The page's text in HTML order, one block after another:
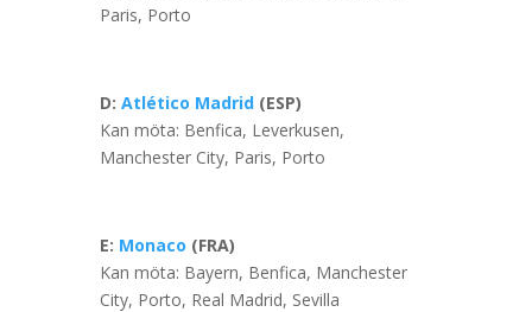
Paris, Porto
D: Atlético Madrid (ESP)
Kan möta: Benfica, Leverkusen,
Manchester City, Paris, Porto
E: Monaco (FRA)
Kan möta: Bayern, Benfica, Manchester
City, Porto, Real Madrid, Sevilla